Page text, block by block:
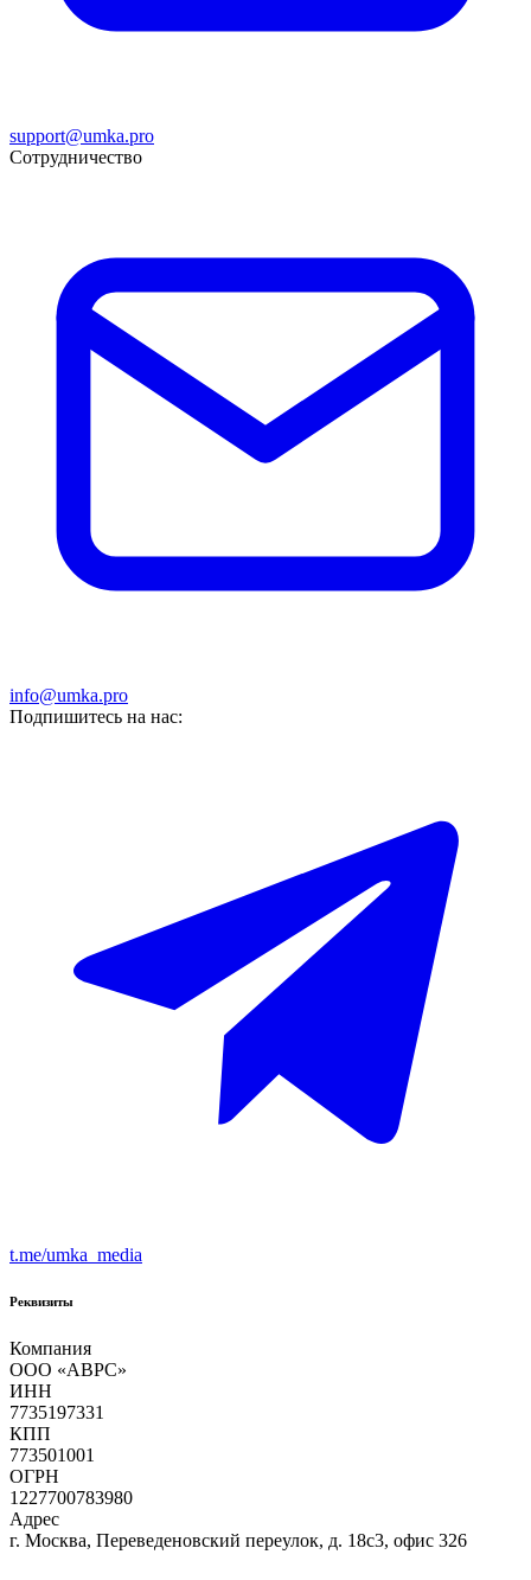
support@umka.pro
Сотрудничество
info@umka.pro
Подпишитесь на нас:
t.me/umka_media
Реквизиты
Компания
ООО «ABPC»
ИНН
7735197331
КПП
773501001
ОГРН
1227700783980
Адрес
г. Москва, Переведеновский переулок, д. 18с3, офис 326